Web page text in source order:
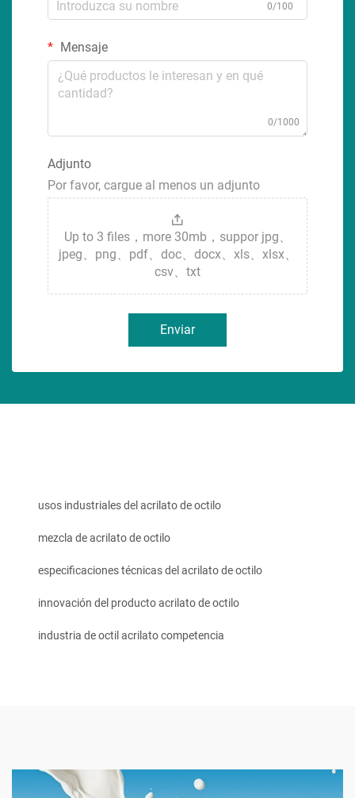
0/100
Mensaje
0/1000
Adjunto
Por favor, cargue al menos un adjunto
Up to 3 files，more 30mb，suppor jpg、
jpeg、png、pdf、doc、docx、xls、xlsx、
csv、txt
Enviar
usos industriales del acrilato de octilo
mezcla de acrilato de octilo
especificaciones técnicas del acrilato de octilo
innovación del producto acrilato de octilo
industria de octil acrilato competencia